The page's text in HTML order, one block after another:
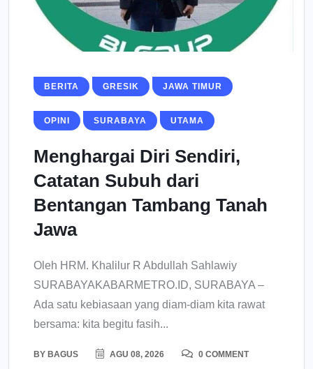
BERITA GRESIK JAWA TIMUR
OPINI SURABAYA UTAMA
Menghargai Diri Sendiri,
Catatan Subuh dari
Bentangan Tambang Tanah
Jawa
Oleh HRM. Khalilur R Abdullah Sahlawiy
SURABAYAKABARMETRO.ID, SURABAYA –
Ada satu kebiasaan yang diam-diam kita rawat
bersama: kita begitu fasih...
BY BAGUS AGU 08, 2026 0 COMMENT